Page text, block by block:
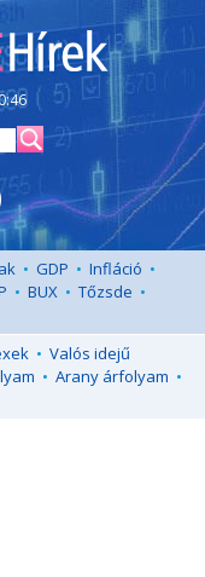
• GDP • Infláció •
• BUX • Tőzsde •
• Valós idejű
• Arany árfolyam •